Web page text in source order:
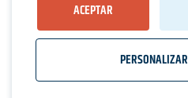
ACEPTAR
PERSONALIZAR